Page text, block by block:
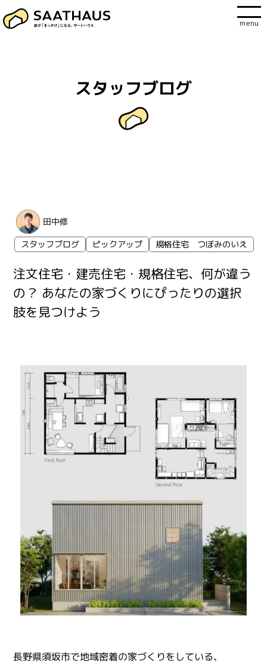
menu
スタッフブログ
田中修
スタッフブログ ピックアップ 規格住宅 つぼみのいえ
注文住宅・建売住宅・規格住宅、何が違う
の？ あなたの家づくりにぴったりの選択
肢を見つけよう
長野県須坂市で地域密着の家づくりをしている、